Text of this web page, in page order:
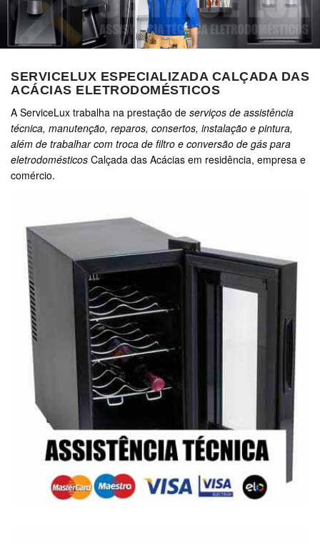
SERVICELUX ESPECIALIZADA CALÇADA DAS
ACÁCIAS ELETRODOMÉSTICOS
A ServiceLux trabalha na prestação de serviços de assistência
técnica, manutenção, reparos, consertos, instalação e pintura,
além de trabalhar com troca de filtro e conversão de gás para
eletrodomésticos Calçada das Acácias em residência, empresa e
comércio.